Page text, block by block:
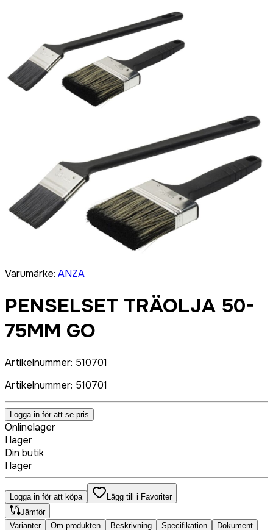
Varumärke: ANZA
PENSELSET TRÄOLJA 50-
75MM GO
Artikelnummer: 510701
Artikelnummer: 510701
Logga in för att se pris
Onlinelager
I lager
Din butik
I lager
Logga in för att köpa
Lägg till i Favoriter
Jämför
Varianter
Om produkten Beskrivning Specifikation Dokument